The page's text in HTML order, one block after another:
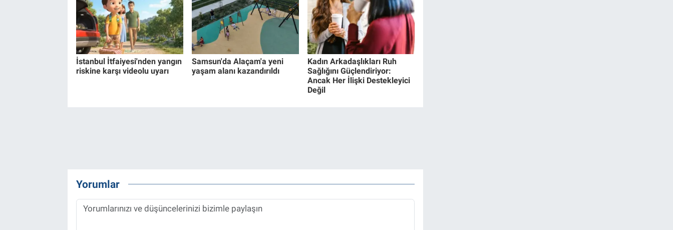
İstanbul İtfaiyesi'nden yangın
riskine karşı videolu uyarı
Samsun'da Alaçam'a yeni
yaşam alanı kazandırıldı
Kadın Arkadaşlıkları Ruh
Sağlığını Güçlendiriyor:
Ancak Her İlişki Destekleyici
Değil
Yorumlar